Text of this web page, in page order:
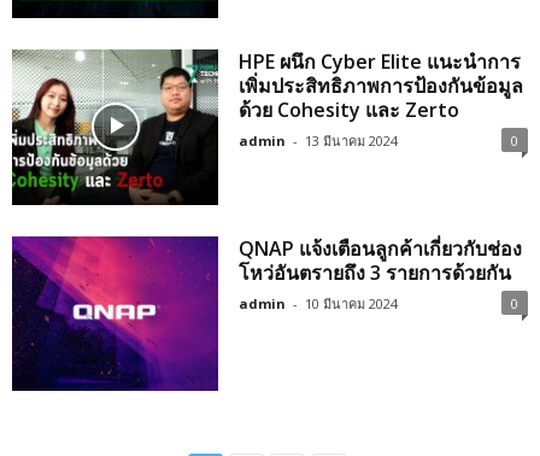
HPE ผนึก Cyber Elite แนะนำการ
เพิ่มประสิทธิภาพการป้องกันข้อมูล
ด้วย Cohesity และ Zerto
admin - 13 มีนาคม 2024 0
QNAP แจ้งเตือนลูกค้าเกี่ยวกับช่อง
โหว่อันตรายถึง 3 รายการด้วยกัน
admin - 10 มีนาคม 2024 0